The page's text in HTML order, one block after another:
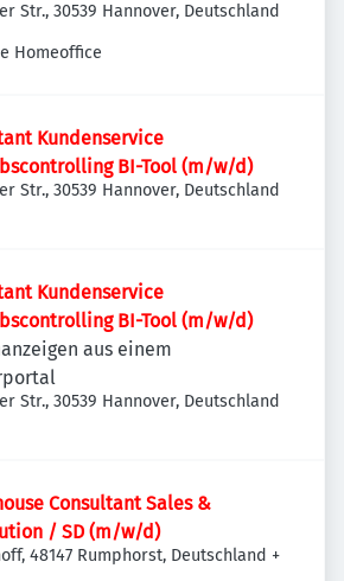
Str., 30539 Hannover, Deutschland
Homeoffice
Kundenservice
BI-Tool (m/w/d)
Str., 30539 Hannover, Deutschland
Kundenservice
BI-Tool (m/w/d)
aus einem
Str., 30539 Hannover, Deutschland
Consultant Sales &
/ SD (m/w/d)
48147 Rumphorst, Deutschland +